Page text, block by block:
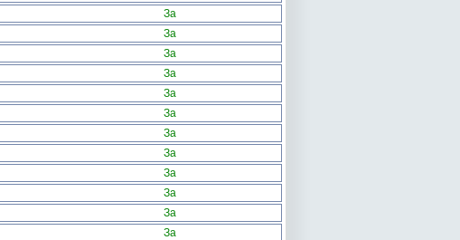
За
За
За
За
За
За
За
За
За
За
За
За